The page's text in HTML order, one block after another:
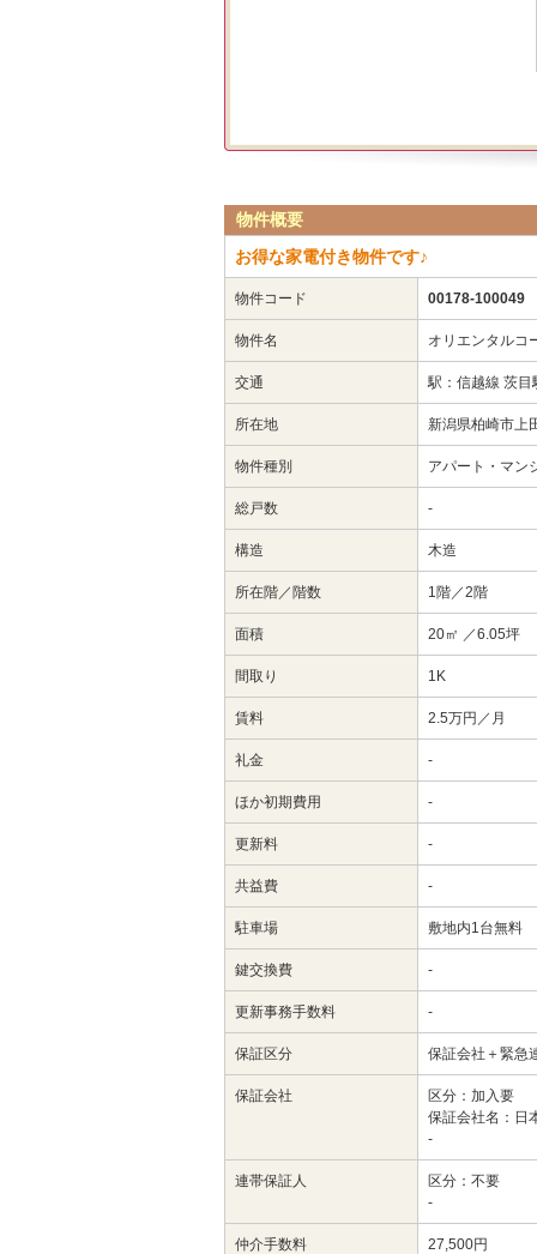
物件概要
お得な家電付き物件です♪
物件コード 00178-100049
物件名 オリエンタルコ
交通 駅：信越線 茨
所在地 新潟県柏崎市上
物件種別 アパート・マン
総戸数 -
構造 木造
所在階／階数 1階／2階
面積 20㎡ ／6.05坪
間取り 1K
賃料 2.5万円／月
礼金 -
ほか初期費用 -
更新料 -
共益費 -
駐車場 敷地内1台無料
鍵交換費 -
更新事務手数料 -
保証区分 保証会社＋緊急
保証会社
区分：加入要
保証会社名：日
-
連帯保証人
区分：不要
-
仲介手数料 27,500円